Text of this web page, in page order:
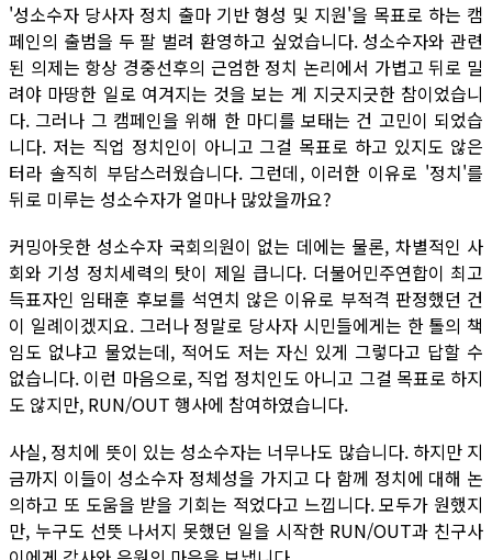
'성소수자 당사자 정치 출마 기반 형성 및 지원'을 목표로 하는 캠
페인의 출범을 두 팔 벌려 환영하고 싶었습니다. 성소수자와 관련
된 의제는 항상 경중선후의 근엄한 정치 논리에서 가볍고 뒤로 밀
려야 마땅한 일로 여겨지는 것을 보는 게 지긋지긋한 참이었습니
다. 그러나 그 캠페인을 위해 한 마디를 보태는 건 고민이 되었습
니다. 저는 직업 정치인이 아니고 그걸 목표로 하고 있지도 않은
터라 솔직히 부담스러웠습니다. 그런데, 이러한 이유로 '정치'를
뒤로 미루는 성소수자가 얼마나 많았을까요?
커밍아웃한 성소수자 국회의원이 없는 데에는 물론, 차별적인 사
회와 기성 정치세력의 탓이 제일 큽니다. 더불어민주연합이 최고
득표자인 임태훈 후보를 석연치 않은 이유로 부적격 판정했던 건
이 일례이겠지요. 그러나 정말로 당사자 시민들에게는 한 톨의 책
임도 없냐고 물었는데, 적어도 저는 자신 있게 그렇다고 답할 수
없습니다. 이런 마음으로, 직업 정치인도 아니고 그걸 목표로 하지
도 않지만, RUN/OUT 행사에 참여하였습니다.
사실, 정치에 뜻이 있는 성소수자는 너무나도 많습니다. 하지만 지
금까지 이들이 성소수자 정체성을 가지고 다 함께 정치에 대해 논
의하고 또 도움을 받을 기회는 적었다고 느낍니다. 모두가 원했지
만, 누구도 선뜻 나서지 못했던 일을 시작한 RUN/OUT과 친구사